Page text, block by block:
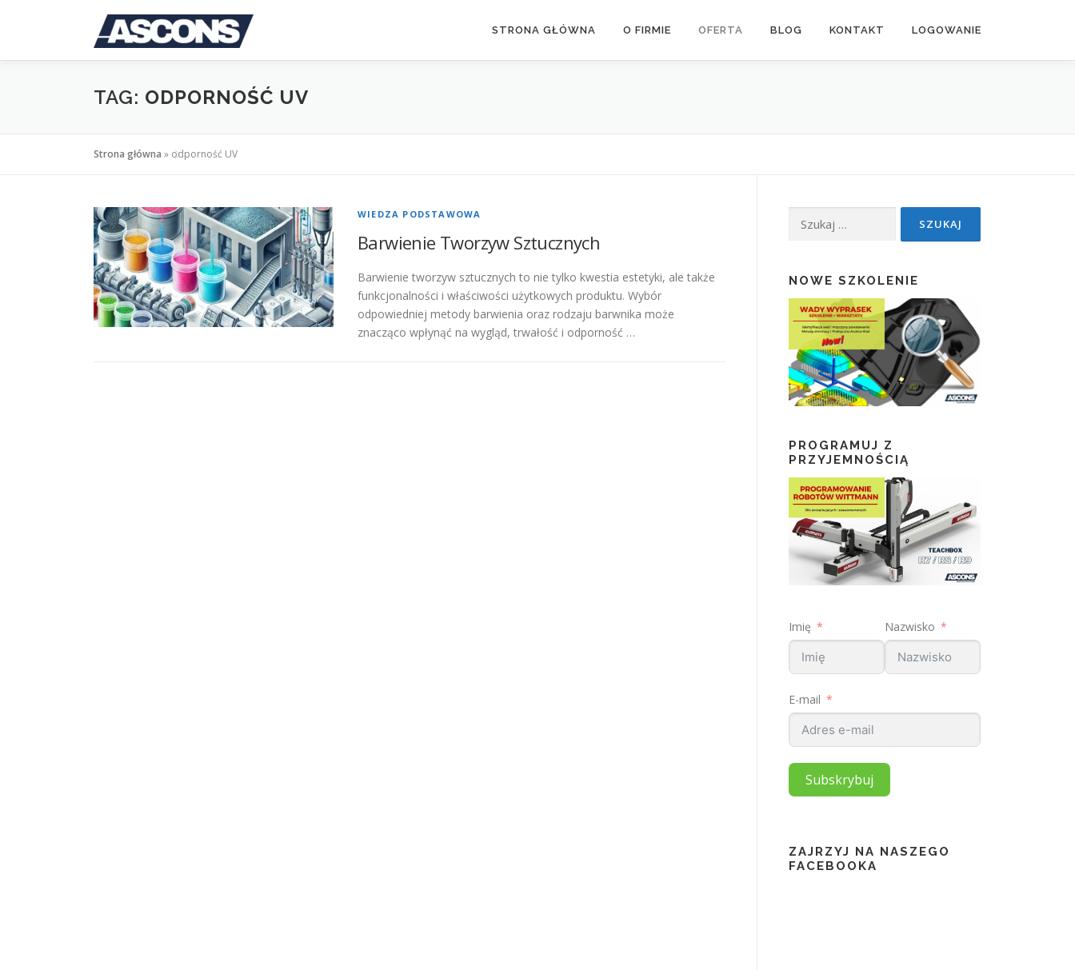
STRONA GŁÓWNA O FIRMIE OFERTA BLOG KONTAKT LOGOWANIE
TAG: ODPORNOŚĆ UV
Strona główna » odporność UV
WIEDZA PODSTAWOWA
Barwienie Tworzyw Sztucznych
Barwienie tworzyw sztucznych to nie tylko kwestia estetyki, ale także
funkcjonalności i właściwości użytkowych produktu. Wybór
odpowiedniej metody barwienia oraz rodzaju barwnika może
znacząco wpłynąć na wygląd, trwałość i odporność …
NOWE SZKOLENIE
PROGRAMUJ Z
PRZYJEMNOŚCIĄ
Imię Nazwisko
E-mail
Subskrybuj
ZAJRZYJ NA NASZEGO
FACEBOOKA